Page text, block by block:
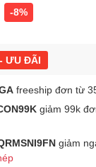
-8%
ƯU ĐÃI
freeship đơn từ
giảm 99k
giảm